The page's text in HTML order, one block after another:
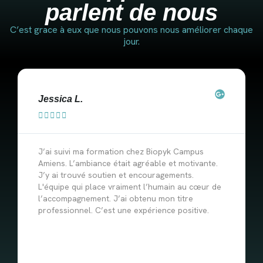
parlent de nous
C’est grace à eux que nous pouvons nous améliorer chaque
jour.
Jessica L.
    
J’ai suivi ma formation chez Biopyk Campus
Amiens. L’ambiance était agréable et motivante.
J’y ai trouvé soutien et encouragements.
L'équipe qui place vraiment l’humain au cœur de
l’accompagnement. J’ai obtenu mon titre
professionnel. C’est une expérience positive.